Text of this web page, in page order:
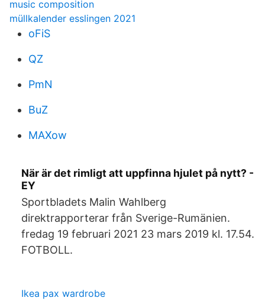
music composition
müllkalender esslingen 2021
oFiS
QZ
PmN
BuZ
MAXow
När är det rimligt att uppfinna hjulet på nytt? -
EY
Sportbladets Malin Wahlberg
direktrapporterar från Sverige-Rumänien.
fredag 19 februari 2021 23 mars 2019 kl. 17.54.
FOTBOLL.
Ikea pax wardrobe